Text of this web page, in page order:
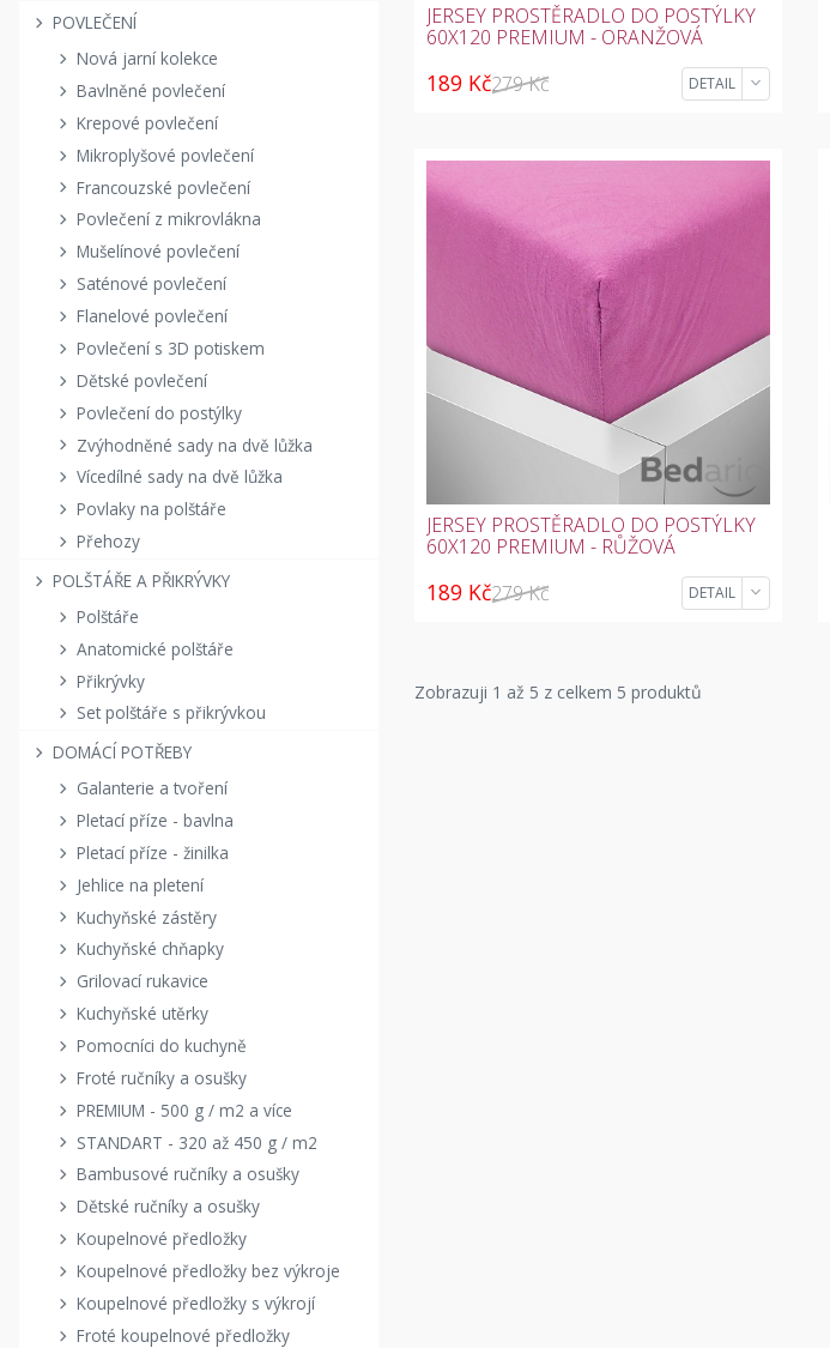
POVLEČENÍ
Nová jarní kolekce
Bavlněné povlečení
Krepové povlečení
Mikroplyšové povlečení
Francouzské povlečení
Povlečení z mikrovlákna
Mušelínové povlečení
Saténové povlečení
Flanelové povlečení
Povlečení s 3D potiskem
Dětské povlečení
Povlečení do postýlky
Zvýhodněné sady na dvě lůžka
Vícedílné sady na dvě lůžka
Povlaky na polštáře
Přehozy
POLŠTÁŘE A PŘIKRÝVKY
Polštáře
Anatomické polštáře
Přikrývky
Set polštáře s přikrývkou
DOMÁCÍ POTŘEBY
Galanterie a tvoření
Pletací příze - bavlna
Pletací příze - žinilka
Jehlice na pletení
Kuchyňské zástěry
Kuchyňské chňapky
Grilovací rukavice
Kuchyňské utěrky
Pomocníci do kuchyně
Froté ručníky a osušky
PREMIUM - 500 g / m2 a více
STANDART - 320 až 450 g / m2
Bambusové ručníky a osušky
Dětské ručníky a osušky
Koupelnové předložky
Koupelnové předložky bez výkroje
Koupelnové předložky s výkrojí
Froté koupelnové předložky
JERSEY PROSTĚRADLO DO POSTÝLKY
60X120 PREMIUM - ORANŽOVÁ
189 Kč279 Kč DETAIL
JERSEY PROSTĚRADLO DO POSTÝLKY
60X120 PREMIUM - RŮŽOVÁ
189 Kč279 Kč DETAIL
Zobrazuji 1 až 5 z celkem 5 produktů